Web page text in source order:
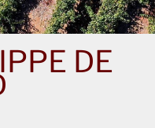
DE